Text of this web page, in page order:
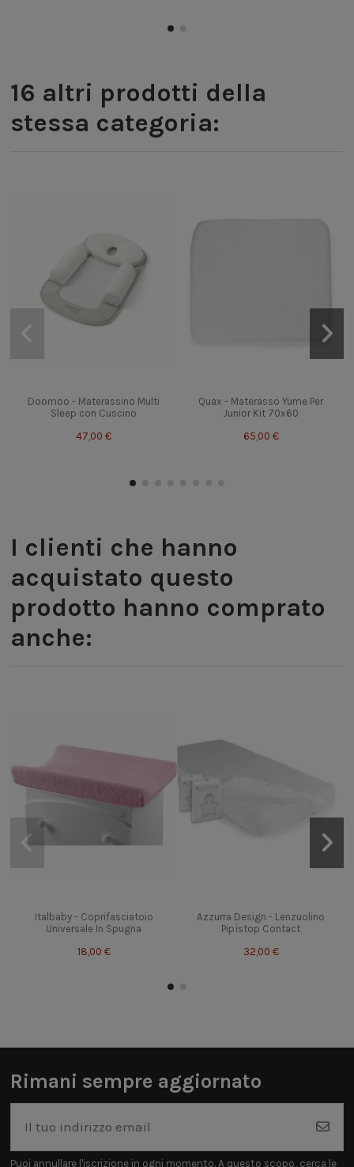
16 altri prodotti della
stessa categoria:
Doomoo - Materassino Multi
Sleep con Cuscino
47,00 €
Quax - Materasso Yume Per
Junior Kit 70x60
65,00 €
I clienti che hanno
acquistato questo
prodotto hanno comprato
anche:
Italbaby - Coprifasciatoio
Universale In Spugna
18,00 €
Azzurra Design - Lenzuolino
Pipìstop Contact
32,00 €
Rimani sempre aggiornato
Puoi annullare l'iscrizione in ogni momento. A questo scopo, cerca le